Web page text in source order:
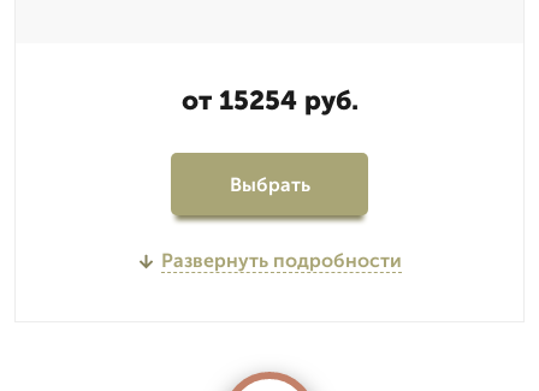
от 15254 руб.
Выбрать
Развернуть подробности